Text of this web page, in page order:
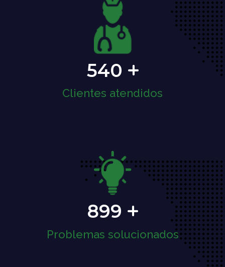
540
Clientes atendidos
899
Problemas solucionados